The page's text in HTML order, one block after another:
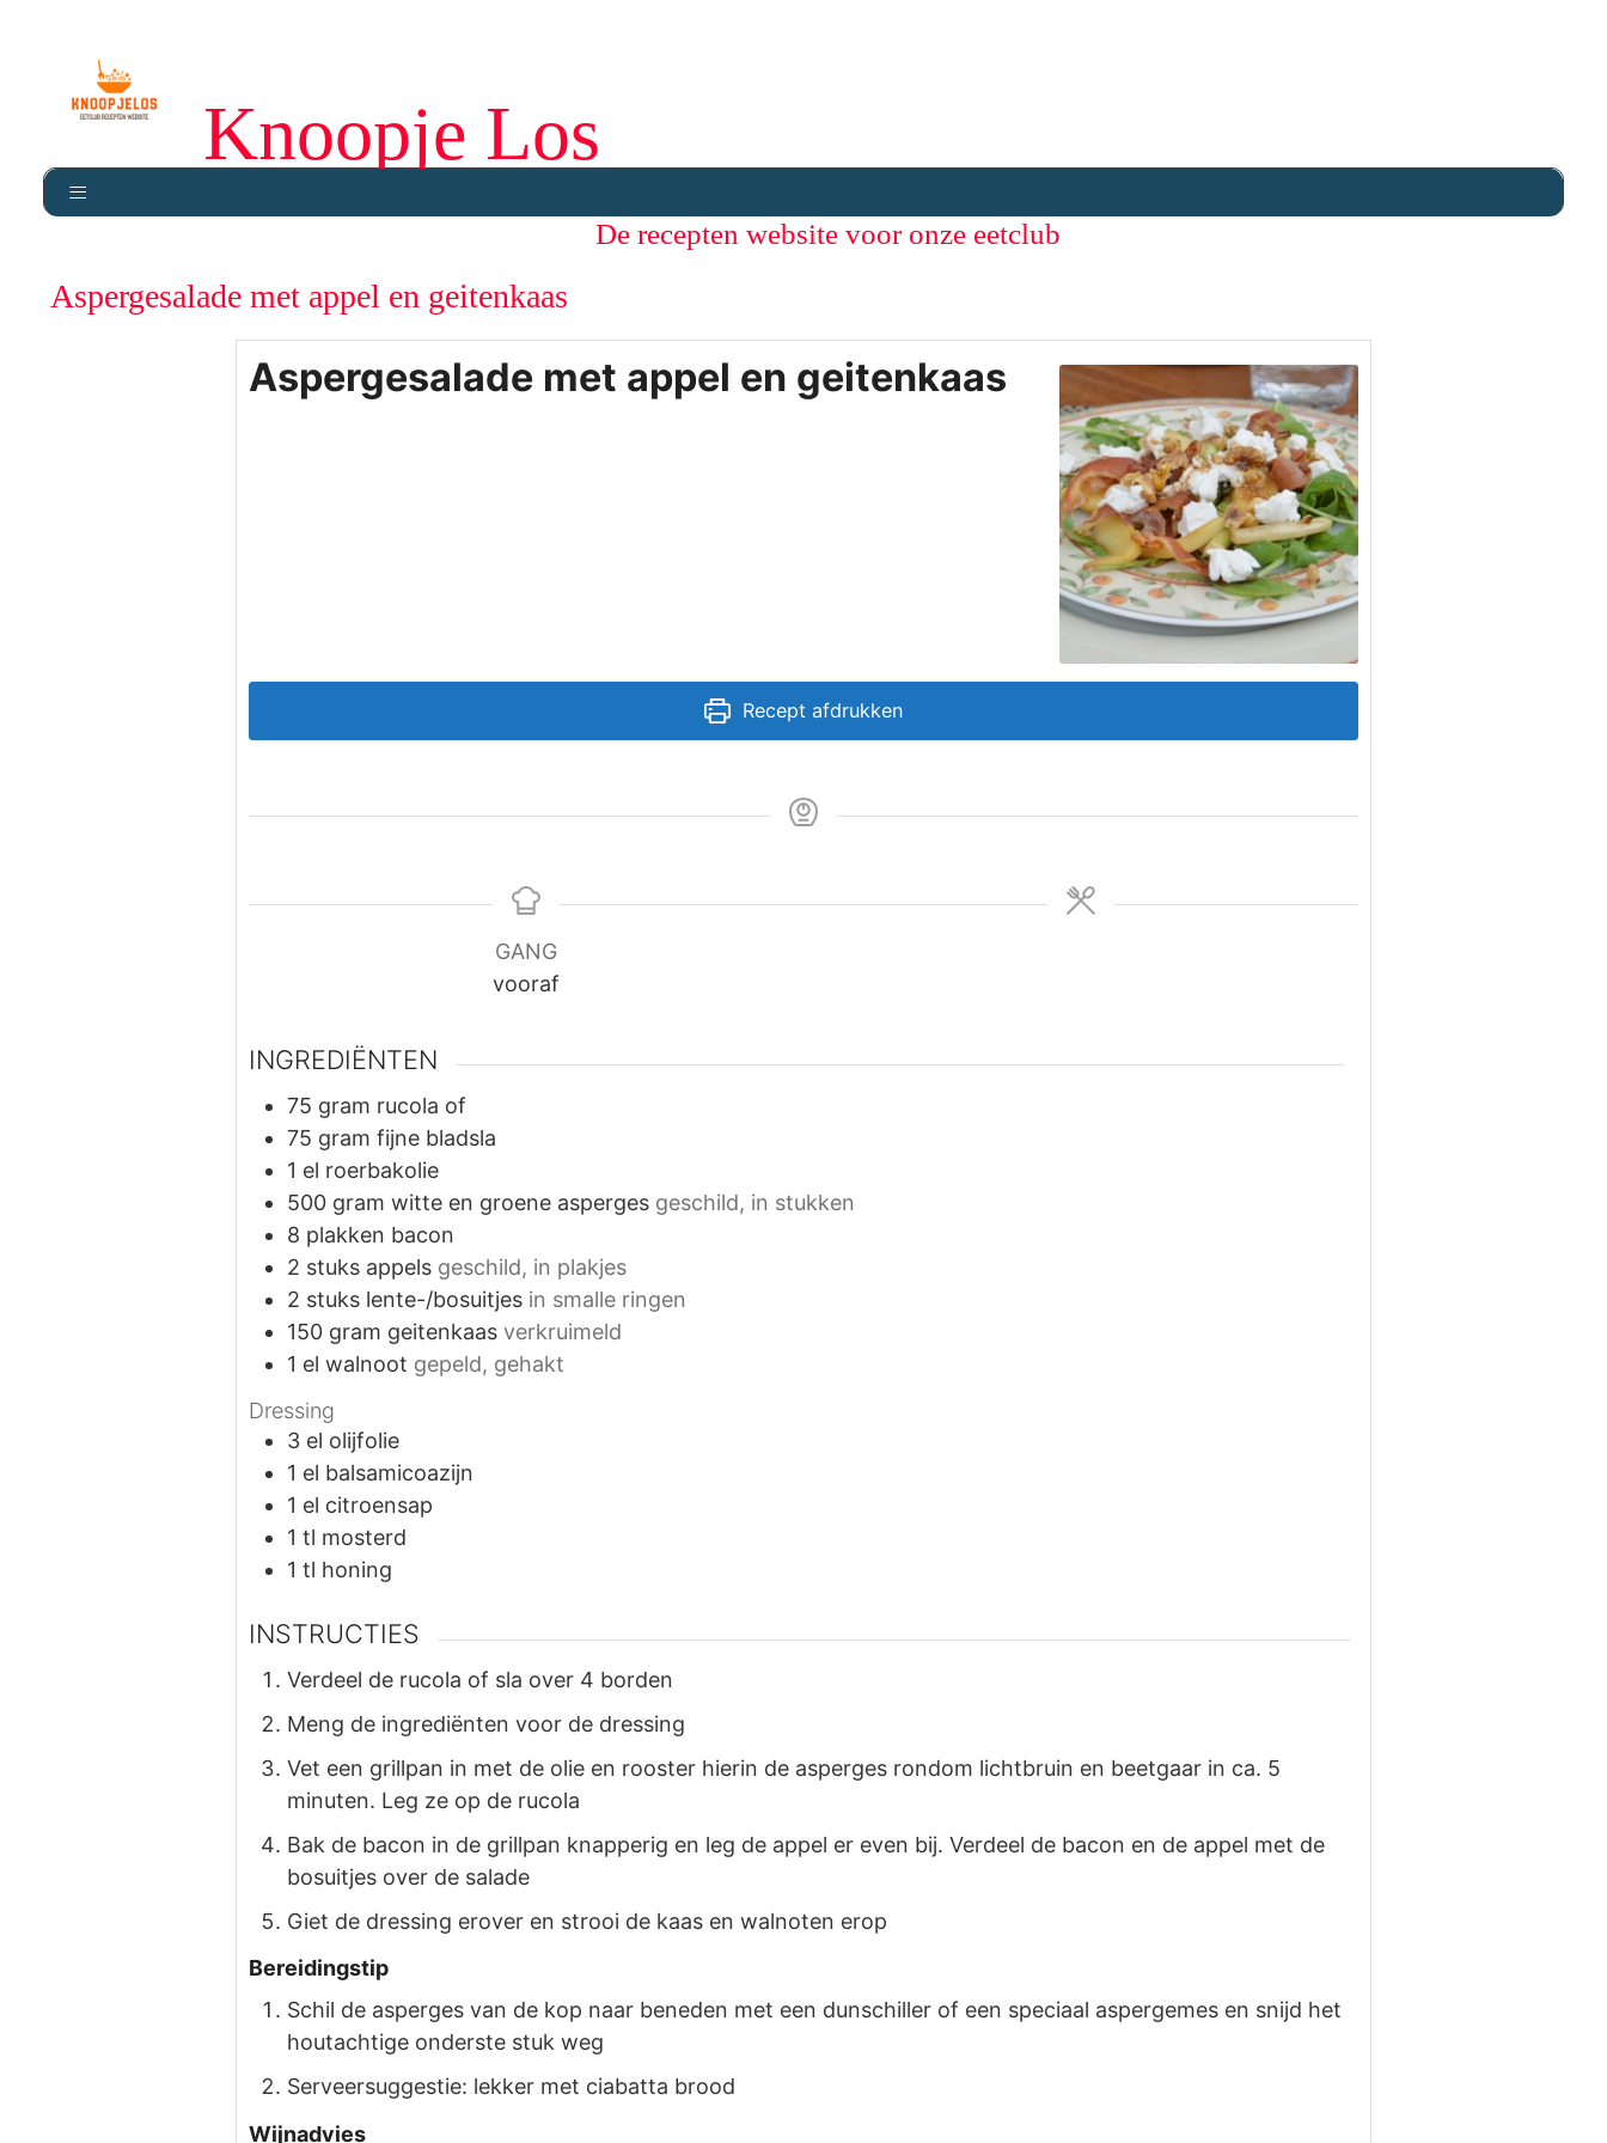
Knoopje Los
De recepten website voor onze eetclub
Aspergesalade met appel en geitenkaas
Aspergesalade met appel en geitenkaas
Recept afdrukken
GANG
vooraf
INGREDIËNTEN
75 gram rucola of
75 gram fijne bladsla
1 el roerbakolie
500 gram witte en groene asperges geschild, in stukken
8 plakken bacon
2 stuks appels geschild, in plakjes
2 stuks lente-/bosuitjes in smalle ringen
150 gram geitenkaas verkruimeld
1 el walnoot gepeld, gehakt
Dressing
3 el olijfolie
1 el balsamicoazijn
1 el citroensap
1 tl mosterd
1 tl honing
INSTRUCTIES
Verdeel de rucola of sla over 4 borden
Meng de ingrediënten voor de dressing
Vet een grillpan in met de olie en rooster hierin de asperges rondom lichtbruin en beetgaar in ca. 5
minuten. Leg ze op de rucola
Bak de bacon in de grillpan knapperig en leg de appel er even bij. Verdeel de bacon en de appel met de
bosuitjes over de salade
Giet de dressing erover en strooi de kaas en walnoten erop
Bereidingstip
Schil de asperges van de kop naar beneden met een dunschiller of een speciaal aspergemes en snijd het
houtachtige onderste stuk weg
Serveersuggestie: lekker met ciabatta brood
Wijnadvies